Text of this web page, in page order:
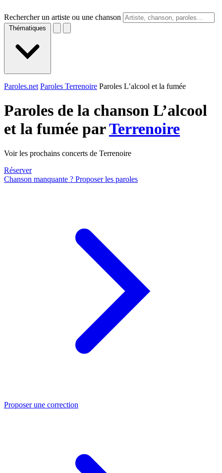
Rechercher un artiste ou une chanson
Thématiques
Paroles.net Paroles Terrenoire Paroles L’alcool et la fumée
Paroles de la chanson L’alcool
et la fumée parTerrenoire
Voir les prochains concerts de Terrenoire
Réserver
Chanson manquante ? Proposer les paroles
Proposer une correction